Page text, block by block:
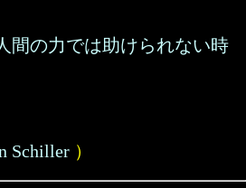
間の力では助けられない時
Schiller ）